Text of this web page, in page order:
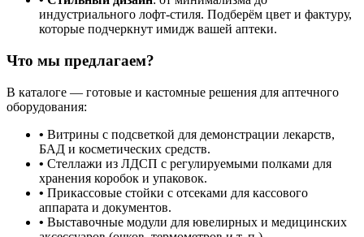
индустриального лофт‑стиля. Подберём цвет и фактуру,
которые подчеркнут имидж вашей аптеки.
Что мы предлагаем?
В каталоге — готовые и кастомные решения для аптечного
оборудования:
• Витрины с подсветкой для демонстрации лекарств,
БАД и косметических средств.
• Стеллажи из ЛДСП с регулируемыми полками для
хранения коробок и упаковок.
• Прикассовые стойки с отсеками для кассового
аппарата и документов.
• Выставочные модули для ювелирных и медицинских